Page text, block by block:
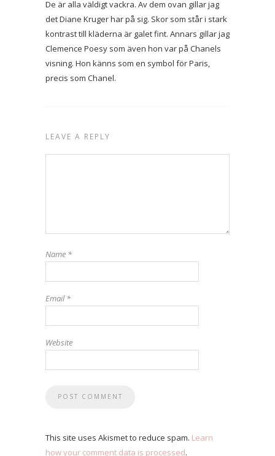
De är alla väldigt vackra. Av dem ovan gillar jag
det Diane Kruger har på sig. Skor som står i stark
kontrast till kläderna är galet fint. Annars gillar jag
Clemence Poesy som även hon var på Chanels
visning. Hon känns som en symbol för Paris,
precis som Chanel.
LEAVE A REPLY
Name *
Email*
Website
This site uses Akismet to reduce spam. Learn
how your comment data is processed.